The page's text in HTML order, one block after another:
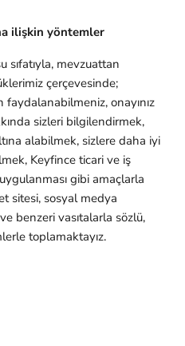
ilişkin yöntemler
sıfatıyla, mevzuattan
çerçevesinde;
faydalanabilmeniz, onayınız
sizleri bilgilendirmek,
alabilmek, sizlere daha iyi
Keyfince ticari ve iş
gibi amaçlarla
sitesi, sosyal medya
benzeri vasıtalarla sözlü,
toplamaktayız.